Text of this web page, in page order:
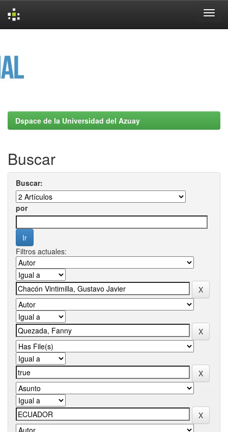
Dspace de la Universidad del Azuay
Buscar
Buscar:
por
Filtros actuales: